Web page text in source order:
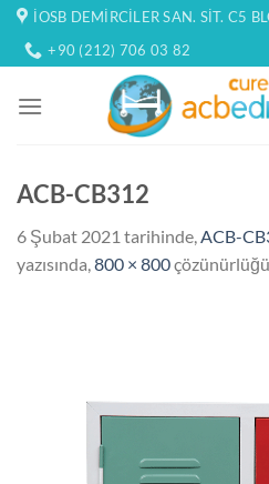
İçeriğe
atla
İOSB DEMIRCILER SAN. SIT. C5
+90 (212) 706 03 82
ACB-CB312
6 Şubat 2021 tarihinde,ACB-
yazısında,800 × 800